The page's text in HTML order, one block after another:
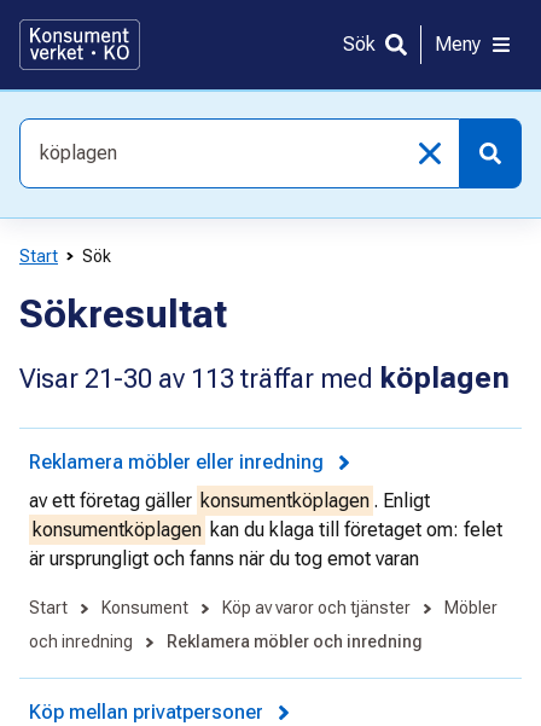
direkt
innehållet
Sök Meny
Vad
söker
efter?
Start Sök
Sökresultat
Visar 21-30 av 113 träffar med köplagen
Reklamera möbler eller inredning
av ett företag gäller konsumentköplagen . Enligt
konsumentköplagen kan du klaga till företaget om: felet
är ursprungligt och fanns när du tog emot varan
Start Konsument Köp av varor och tjänster
Möbler
och inredning
Reklamera möbler och inredning
Köp mellan privatpersoner